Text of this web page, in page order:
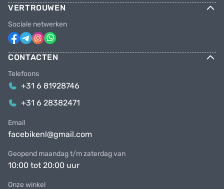
VERTROUWEN
Sociale netwerken
CONTACTEN
Telefoons
+31 6 81928746
+31 6 28382471
Email
facebikenl@gmail.com
Geopend maandag t/m zaterdag van
10:00 tot 20:00 uur
Onze winkel